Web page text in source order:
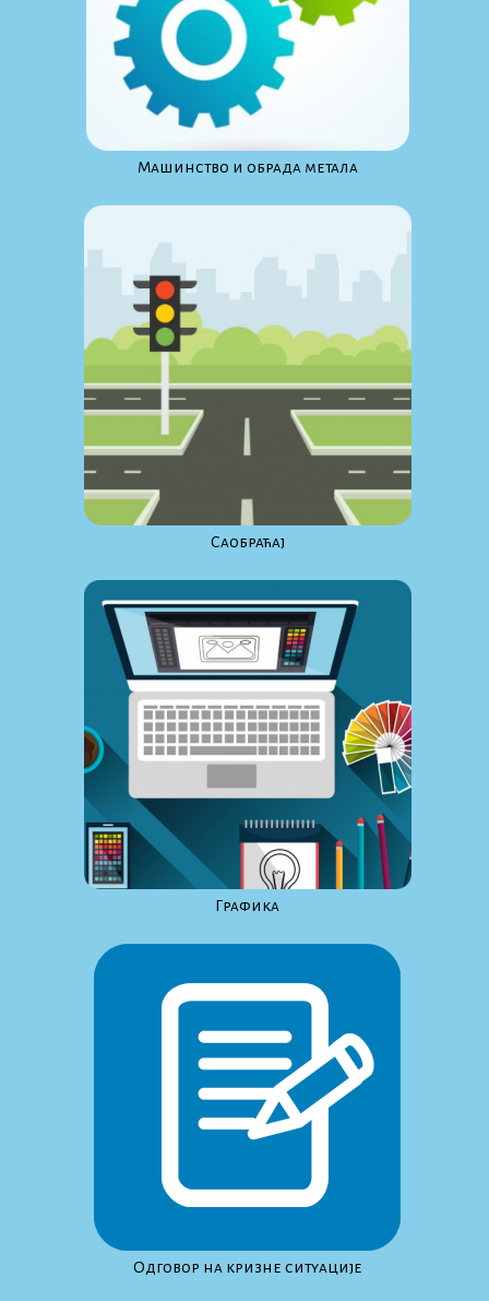
Maшинство и обрада метала
Саобраћај
Графика
Одговор на кризне ситуације